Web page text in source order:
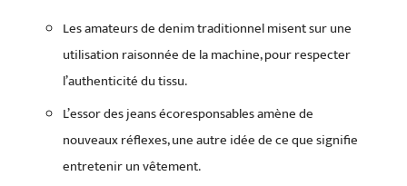
Les amateurs de denim traditionnel misent sur une
utilisation raisonnée de la machine, pour respecter
l’authenticité du tissu.
L’essor des jeans écoresponsables amène de
nouveaux réflexes, une autre idée de ce que signifie
entretenir un vêtement.